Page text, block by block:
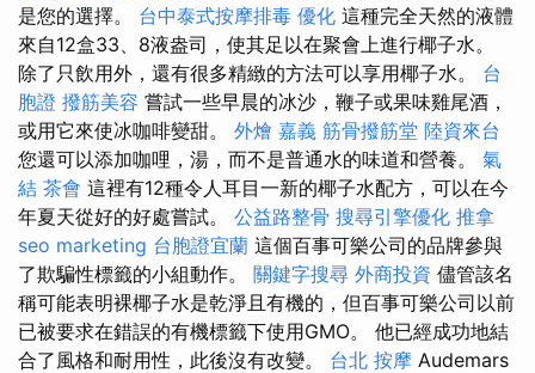
是您的選擇。 台中泰式按摩排毒 優化 這種完全天然的液體
來自12盒33、8液盎司，使其足以在聚會上進行椰子水。
除了只飲用外，還有很多精緻的方法可以享用椰子水。 台
胞證 撥筋美容 嘗試一些早晨的冰沙，鞭子或果味雞尾酒，
或用它來使冰咖啡變甜。 外燴 嘉義 筋骨撥筋堂 陸資來台
您還可以添加咖哩，湯，而不是普通水的味道和營養。 氣
結 茶會 這裡有12種令人耳目一新的椰子水配方，可以在今
年夏天從好的好處嘗試。 公益路整骨 搜尋引擎優化 推拿
seo marketing 台胞證宜蘭 這個百事可樂公司的品牌參與
了欺騙性標籤的小組動作。 關鍵字搜尋 外商投資 儘管該名
稱可能表明裸椰子水是乾淨且有機的，但百事可樂公司以前
已被要求在錯誤的有機標籤下使用GMO。 他已經成功地結
合了風格和耐用性，此後沒有改變。 台北 按摩 Audemars